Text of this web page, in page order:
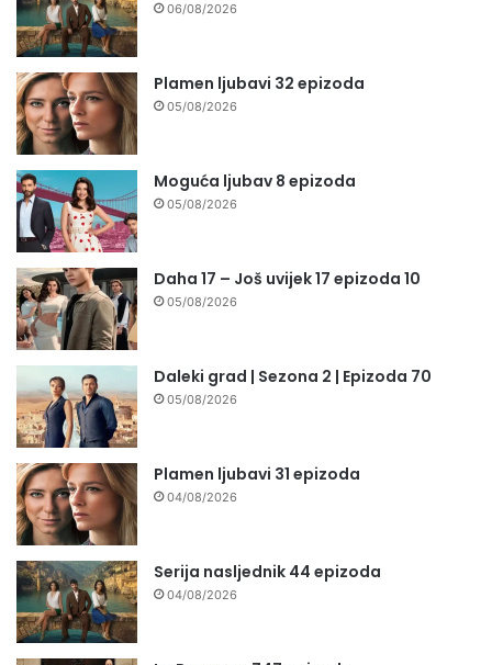
06/08/2026
Plamen ljubavi 32 epizoda
05/08/2026
Moguća ljubav 8 epizoda
05/08/2026
Daha 17 – Još uvijek 17 epizoda 10
05/08/2026
Daleki grad | Sezona 2 | Epizoda 70
05/08/2026
Plamen ljubavi 31 epizoda
04/08/2026
Serija nasljednik 44 epizoda
04/08/2026